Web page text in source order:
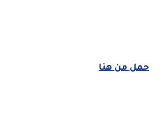
حمل من هنا